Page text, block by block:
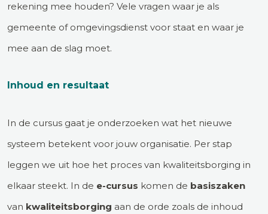
rekening mee houden? Vele vragen waar je als
gemeente of omgevingsdienst voor staat en waar je
mee aan de slag moet.
Inhoud en resultaat
In de cursus gaat je onderzoeken wat het nieuwe
systeem betekent voor jouw organisatie. Per stap
leggen we uit hoe het proces van kwaliteitsborging in
elkaar steekt. In de e-cursus komen de basiszaken
van kwaliteitsborging aan de orde zoals de inhoud